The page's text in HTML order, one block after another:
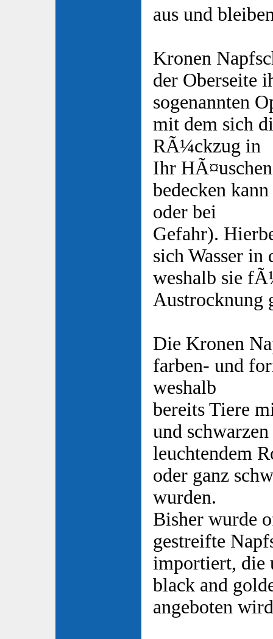
aus und
Kronen
der Oberseite
sogenannten
mit dem sich
RÃ¼ckzug in
Ihr
bedecken
oder bei
Gefahr).
sich Wasser in
weshalb sie
Austrocknung
Die Kronen
farben- und
weshalb
bereits Tiere
und
leuchtendem
oder ganz
wurden.
Bisher wurde
gestreifte
importiert, die
black and
angeboten